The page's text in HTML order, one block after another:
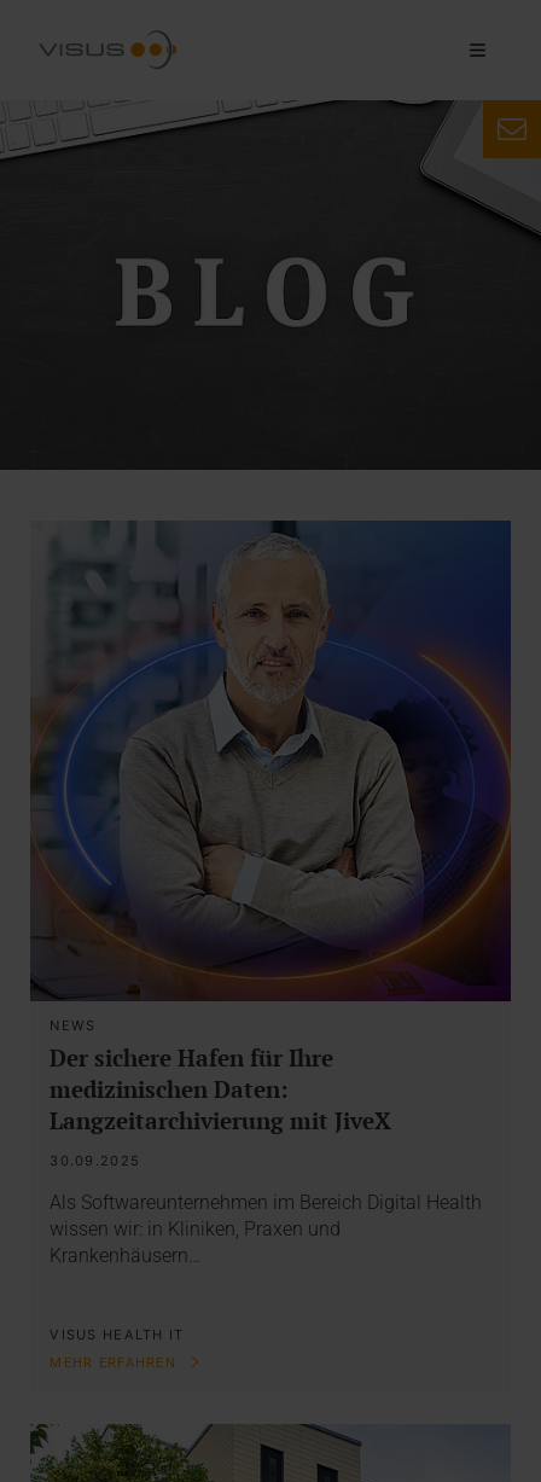
NEWS
Der sichere Hafen für Ihre
medizinischen Daten:
Langzeitarchivierung mit JiveX
30.09.2025
Als Softwareunternehmen im Bereich Digital Health
wissen wir: in Kliniken, Praxen und
Krankenhäusern…
VISUS HEALTH IT
MEHR ERFAHREN